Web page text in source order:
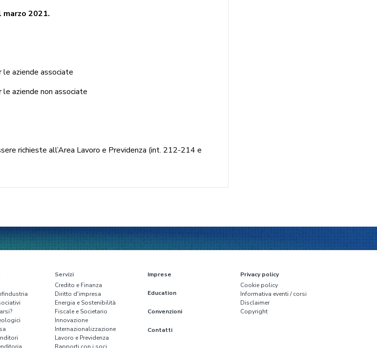
2021.
aziende associate
aziende non associate
richieste all’Area Lavoro e Previdenza (int. 212-214 e
Servizi
Credito e Finanza
Diritto d'impresa
Energia e Sostenibilità
Fiscale e Societario
Innovazione
Internazionalizzazione
Lavoro e Previdenza
Imprese
Education
Convenzioni
Contatti
Privacy policy
Cookie policy
Informativa eventi / corsi
Disclaimer
Copyright